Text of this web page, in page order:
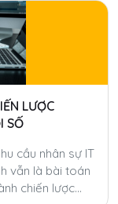
LƯỢC
SỐ
cầu nhân sự IT
vẫn là bài toán
chiến lược